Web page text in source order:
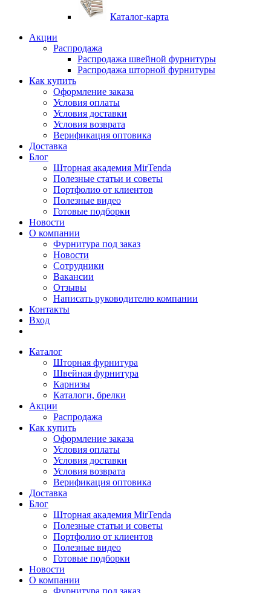
Каталог-карта
Акции
Распродажа
Распродажа швейной фурнитуры
Распродажа шторной фурнитуры
Как купить
Оформление заказа
Условия оплаты
Условия доставки
Условия возврата
Верификация оптовика
Доставка
Блог
Шторная академия MirTenda
Полезные статьи и советы
Портфолио от клиентов
Полезные видео
Готовые подборки
Новости
О компании
Фурнитура под заказ
Новости
Сотрудники
Вакансии
Отзывы
Написать руководителю компании
Контакты
Вход
Каталог
Шторная фурнитура
Швейная фурнитура
Карнизы
Каталоги, брелки
Акции
Распродажа
Как купить
Оформление заказа
Условия оплаты
Условия доставки
Условия возврата
Верификация оптовика
Доставка
Блог
Шторная академия MirTenda
Полезные статьи и советы
Портфолио от клиентов
Полезные видео
Готовые подборки
Новости
О компании
Фурнитура под заказ